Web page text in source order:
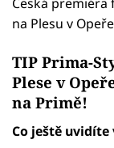
na Plesu v
TIP Prima-
Plese v
na Primě!
Co ještě uvidíte